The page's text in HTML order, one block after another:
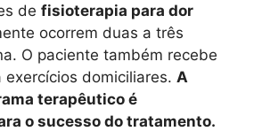
de fisioterapia para dor
ocorrem duas a três
O paciente também recebe
exercícios domiciliares. A
terapêutico é
o sucesso do tratamento.